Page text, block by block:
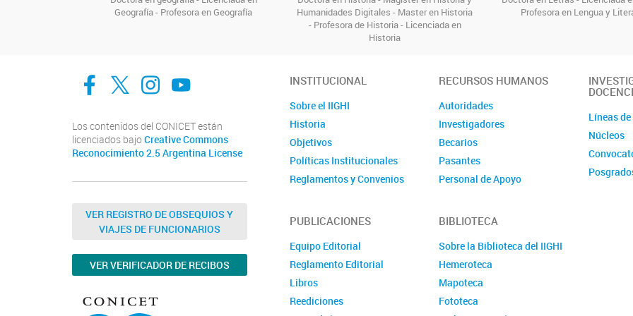
Geografía - Profesora en Geografía
Humanidades Digitales - Master en Historia
- Profesora de Historia - Licenciada en
Historia
Profesora en Lengua y
facebook
twitter
Instagram
Canal de Youtube
Los contenidos del CONICET están
licenciados bajo Creative Commons
Reconocimiento 2.5 Argentina License
VER REGISTRO DE OBSEQUIOS Y
VIAJES DE FUNCIONARIOS
VER VERIFICADOR DE RECIBOS
INSTITUCIONAL
Sobre el IIGHI
Historia
Objetivos
Políticas Institucionales
Reglamentos y Convenios
Ubicación
RECURSOS HUMANOS
Autoridades
Investigadores
Becarios
Pasantes
Personal de Apoyo
Comité de evaluación de
CPA
Convocatorias
Líneas
Núcleos
PUBLICACIONES
Equipo Editorial
Reglamento Editorial
Libros
Reediciones
BIBLIOTECA
Sobre la Biblioteca del IIGHI
Hemeroteca
Mapoteca
Fototeca